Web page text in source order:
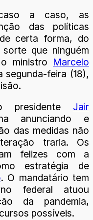
a caso, as
das políticas
certa forma, do
que ninguém
ministro Marcelo
segunda-feira (18),
presidente Jair
anunciando e
das medidas não
traria. Os
felizes com a
estratégia de
. O mandatário tem
federal atuou
da pandemia,
possíveis.